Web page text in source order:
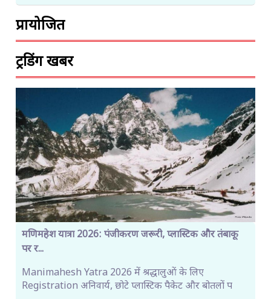
प्रायोजित
ट्रेंडिंग खबरें
मणिमहेश यात्रा 2026: पंजीकरण जरूरी, प्लास्टिक और तंबाकू
पर र...
Manimahesh Yatra 2026 में श्रद्धालुओं के लिए
Registration अनिवार्य, छोटे प्लास्टिक पैकेट और बोतलों प